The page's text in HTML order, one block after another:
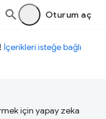
Oturum aç
İçerikleri isteğe bağlı
için yapay zeka